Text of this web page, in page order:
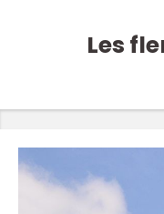
Les